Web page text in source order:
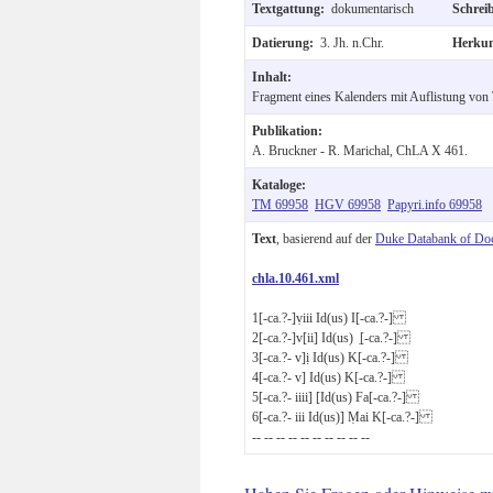
Textgattung: dokumentarisch
Datierung: 3. Jh. n.Chr.
Inhalt:
Fragment eines Kalenders mit Auflistung von
Publikation:
A. Bruckner - R. Marichal, ChLA X 461.
Kataloge:
TM 69958 HGV 69958 Papyri.info 69958
Text , basierend auf der Duke Databank of
chla.10.461.xml
1 [-ca.?-]ṿiii Id(us) I[-ca.?-]
2[-ca.?-]v[ii] Id(us) ̣[-ca.?-]
3[-ca.?- v]ị Id(us) K[-ca.?-]
4[-ca.?- v] Id(us) K[-ca.?-]
5[-ca.?- iiii] [Id(us) Fa[-ca.?-]
6[-ca.?- iii Id(us)] Ṃai K[-ca.?-]
-- -- -- -- -- -- -- -- -- --